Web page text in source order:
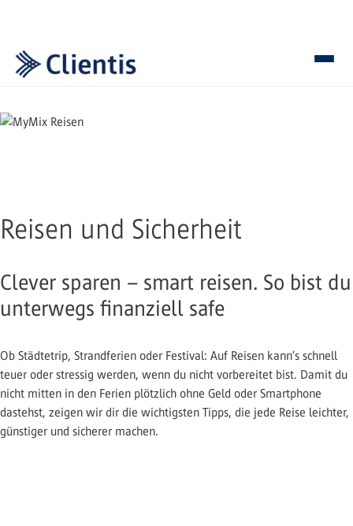
Reisen und Sicherheit
Clever sparen – smart reisen. So bist du
unterwegs finanziell safe
Ob Städtetrip, Strandferien oder Festival: Auf Reisen kann’s schnell
teuer oder stressig werden, wenn du nicht vorbereitet bist. Damit du
nicht mitten in den Ferien plötzlich ohne Geld oder Smartphone
dastehst, zeigen wir dir die wichtigsten Tipps, die jede Reise leichter,
günstiger und sicherer machen.